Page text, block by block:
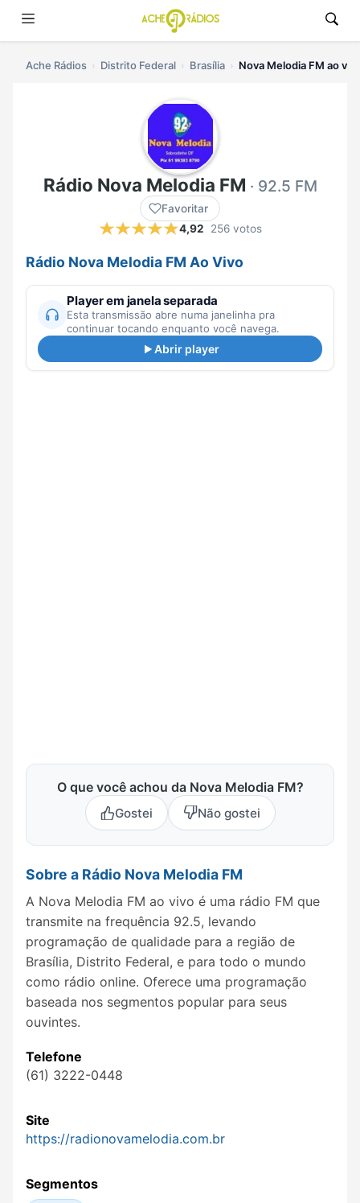
Ache Rádios Distrito Federal Brasília Nova Melodia FM ao
Rádio Nova Melodia FM · 92.5 FM
Favoritar
4,92
256 votos
Rádio Nova Melodia FM Ao Vivo
Player em janela separada
Esta transmissão abre numa janelinha pra
continuar tocando enquanto você navega.
Abrir player
O que você achou da Nova Melodia FM?
Gostei Não gostei
Sobre a Rádio Nova Melodia FM
A Nova Melodia FM ao vivo é uma rádio FM que
transmite na frequência 92.5, levando
programação de qualidade para a região de
Brasília, Distrito Federal, e para todo o mundo
como rádio online. Oferece uma programação
baseada nos segmentos popular para seus
ouvintes.
Telefone
(61) 3222-0448
Site
https://radionovamelodia.com.br
Segmentos